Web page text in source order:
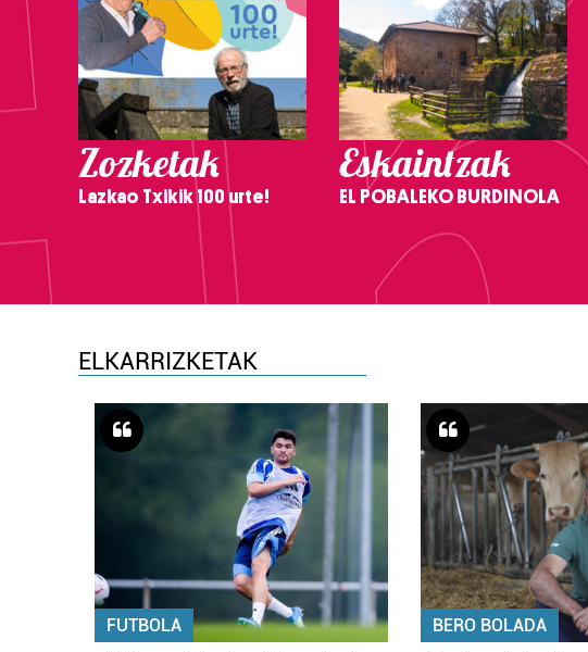
Zozketak
Lazkao Txikik 100 urte!
Eskaintzak
EL POBALEKO BURDINOLA
ELKARRIZKETAK
FUTBOLA BERO BOLADA